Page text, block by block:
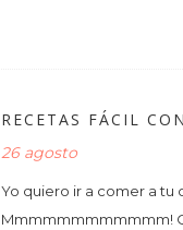
RECETAS FÁCIL
26 agosto
Yo quiero ir a comer a tu
Mmmmmmmmmmmm!